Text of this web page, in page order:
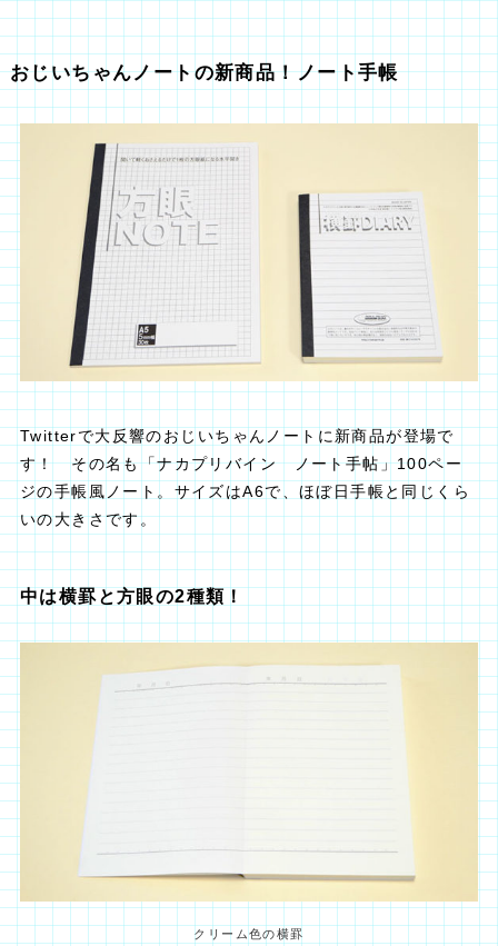
おじいちゃんノートの新商品！ノート手帳
Twitterで大反響のおじいちゃんノートに新商品が登場で
す！ その名も「ナカプリバイン ノート手帖」100ペー
ジの手帳風ノート。サイズはA6で、ほぼ日手帳と同じくら
いの大きさです。
中は横罫と方眼の2種類！
クリーム色の横罫